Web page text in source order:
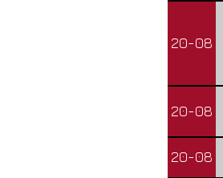
20-08
20-08
20-08